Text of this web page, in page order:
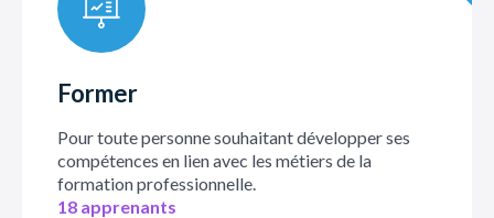
Former
Pour toute personne souhaitant développer ses
compétences en lien avec les métiers de la
formation professionnelle.
18 apprenants